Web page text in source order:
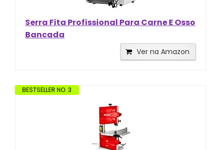
Serra Fita Profissional Para Carne E Osso
Bancada
Ver na Amazon
BESTSELLER NO. 3